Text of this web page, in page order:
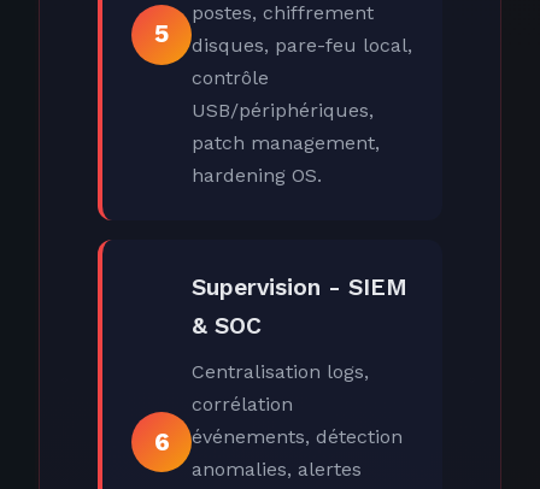
5
postes, chiffrement
disques, pare-feu local,
contrôle
USB/périphériques,
patch management,
hardening OS.
6
Supervision - SIEM
& SOC
Centralisation logs,
corrélation
événements, détection
anomalies, alertes